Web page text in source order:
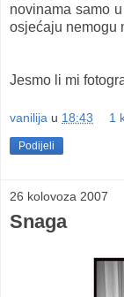
novinama samo
osjećaju nemogu
Jesmo li mi
vanilija u 18:43 1
Podijeli
26 kolovoza 2007
Snaga